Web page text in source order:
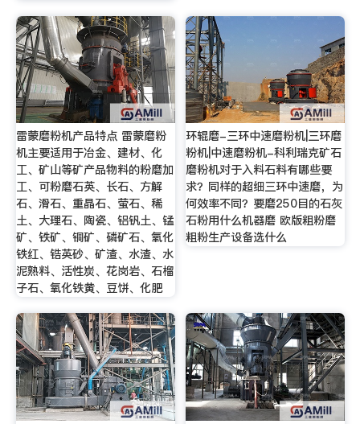
雷蒙磨粉机产品特点 雷蒙磨粉
机主要适用于冶金、建材、化
工、矿山等矿产品物料的粉磨加
工、可粉磨石英、长石、方解
石、滑石、重晶石、萤石、稀
土、大理石、陶瓷、铝钒土、锰
矿、铁矿、铜矿、磷矿石、氧化
铁红、锆英砂、矿渣、水渣、水
泥熟料、活性炭、花岗岩、石榴
子石、氧化铁黄、豆饼、化肥
环辊磨-三环中速磨粉机|三环磨
粉机|中速磨粉机-科利瑞克矿石
磨粉机对于入料石料有哪些要
求？同样的超细三环中速磨，为
何效率不同？要磨250目的石灰
石粉用什么机器磨 欧版粗粉磨
粗粉生产设备选什么